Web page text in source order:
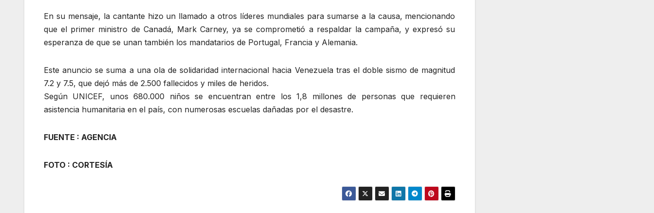
En su mensaje, la cantante hizo un llamado a otros líderes mundiales para sumarse a la causa, mencionando
que el primer ministro de Canadá, Mark Carney, ya se comprometió a respaldar la campaña, y expresó su
esperanza de que se unan también los mandatarios de Portugal, Francia y Alemania.
Este anuncio se suma a una ola de solidaridad internacional hacia Venezuela tras el doble sismo de magnitud
7.2 y 7.5, que dejó más de 2.500 fallecidos y miles de heridos.
Según UNICEF, unos 680.000 niños se encuentran entre los 1,8 millones de personas que requieren
asistencia humanitaria en el país, con numerosas escuelas dañadas por el desastre.
FUENTE : AGENCIA
FOTO : CORTESÍA